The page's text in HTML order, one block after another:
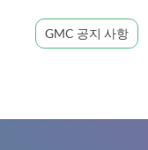
GMC 공지 사항